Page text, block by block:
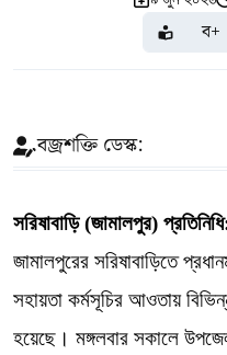
ব+
বজ্রশক্তি ডেস্ক:
সরিষাবাড়ি (জামালপুর)
জামালপুরের সরিষাবাড়িতে
সহায়তা কর্মসূচির আওতায়
হয়েছে। মঙ্গলবার সকালে